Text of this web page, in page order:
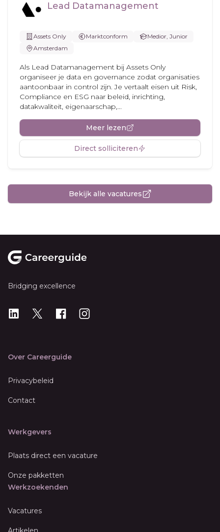
Lead Datamanagement
Assets Only Marktconform
Medior, Junior
Amsterdam
Als Lead Datamanagement bij Assets Only
organiseer je data en governance zodat organisaties
aantoonbaar in control zijn. Je vertaalt eisen uit Risk,
Compliance en ESG naar beleid, inrichting,
datakwaliteit, eigenaarschap,...
Meer lezen
Direct solliciteren
Bekijk alle vacatures
Bridging excellence
LinkedIn
X Instagram
Over Careerguide
Privacybeleid
Contact
Werkgevers
Plaats direct een vacature
Onze pakketten
Werkzoekenden
Vacatures